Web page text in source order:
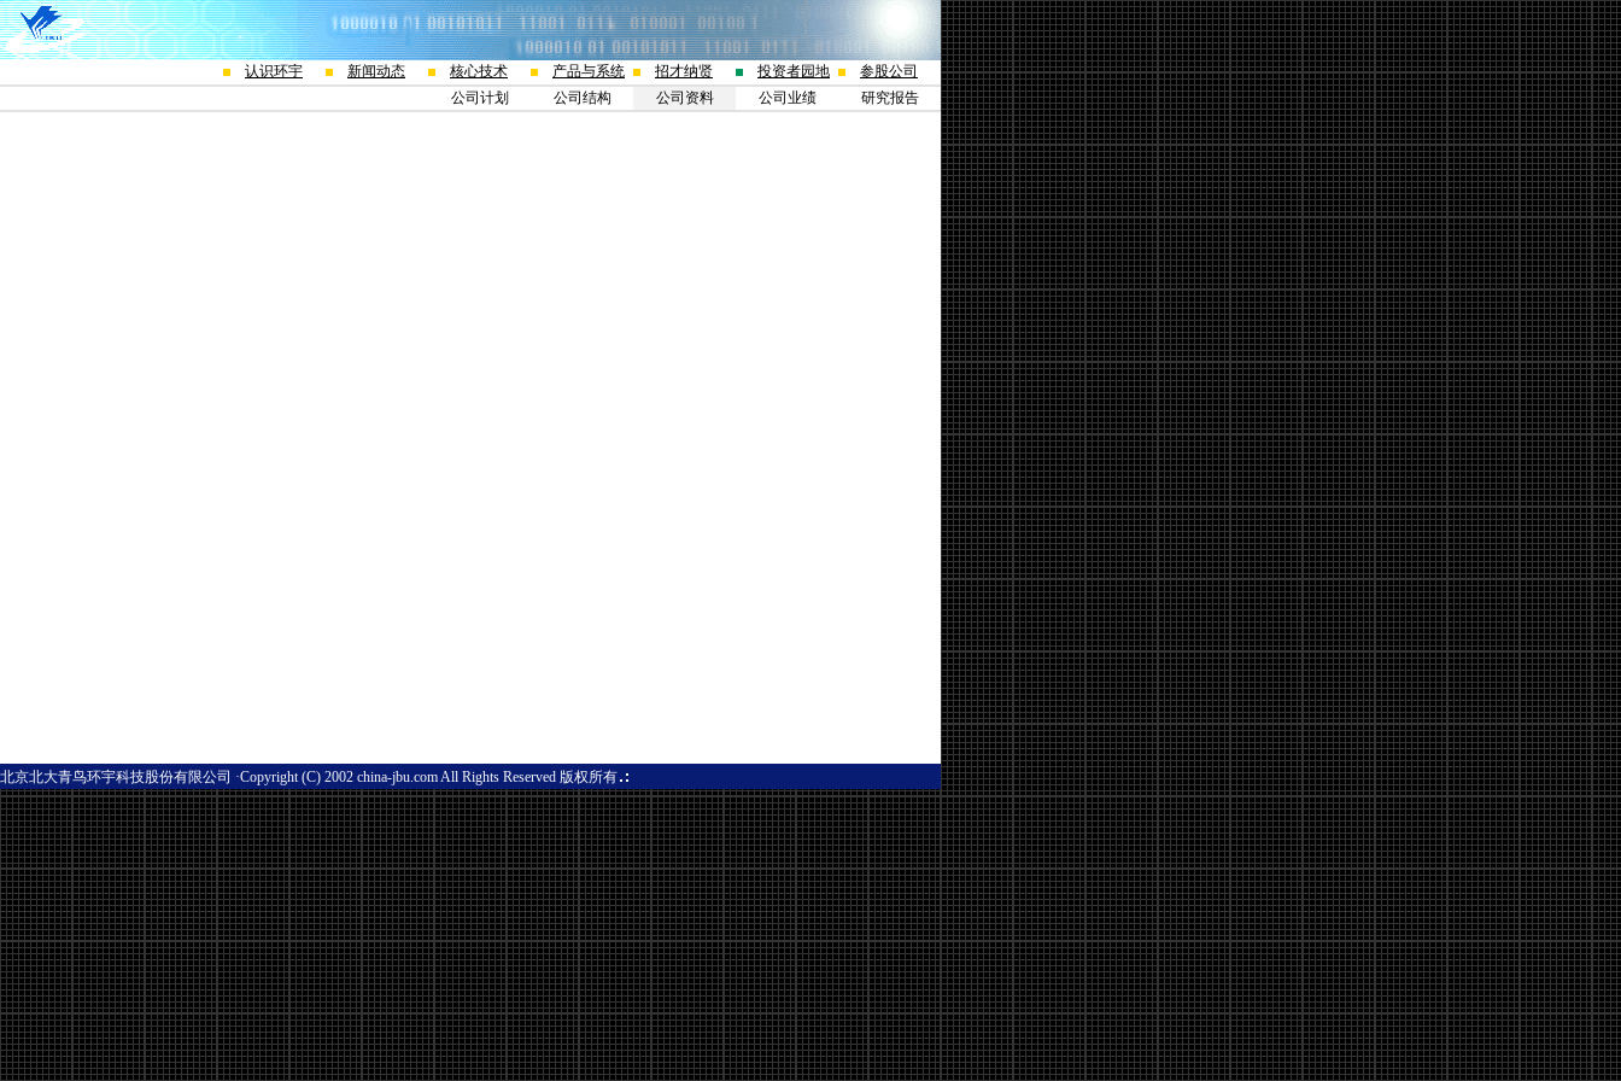
认识环宇 新闻动态 核心技术 产品与系统 招才纳贤 投资者园地
参股公司
公司计划
公司结构 公司资料 公司业绩 研究报告
北京北大青鸟环宇科技股份有限公司 ·Copyright (C) 2002 china-jbu.com All Rights Reserved 版权所有